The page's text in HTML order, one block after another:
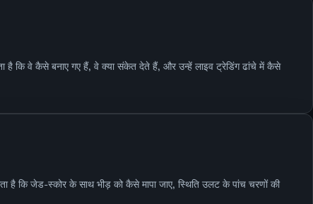
है कि वे कैसे बनाए गए हैं, वे क्या संकेत देते हैं, और उन्हें लाइव ट्रेडिंग ढांचे में कैसे
है कि जेड-स्कोर के साथ भीड़ को कैसे मापा जाए, स्थिति उलट के पांच चरणों की